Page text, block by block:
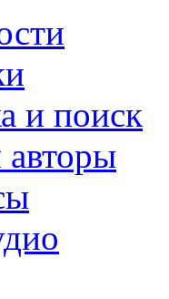
и поиск